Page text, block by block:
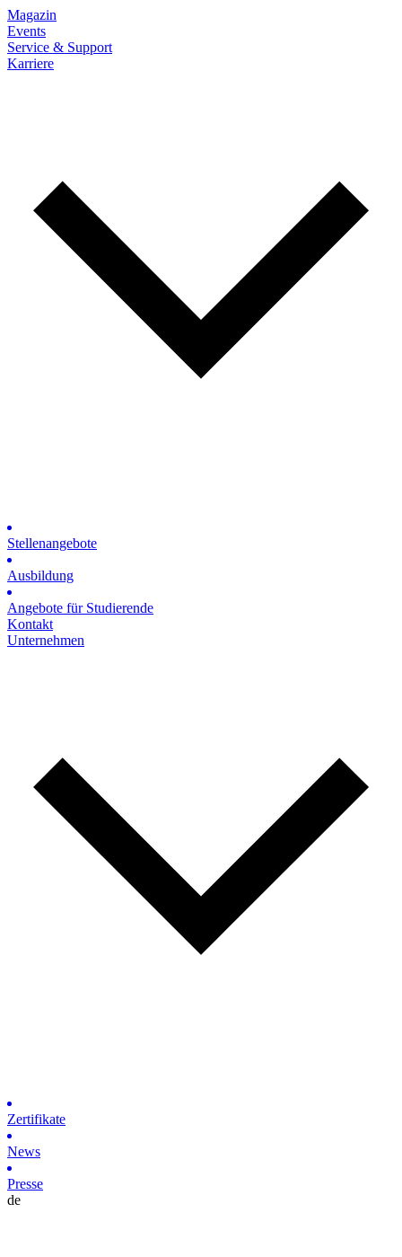
Magazin
Events
Service & Support
Karriere
Stellenangebote
Ausbildung
Angebote für Studierende
Kontakt
Unternehmen
Zertifikate
News
Presse
de